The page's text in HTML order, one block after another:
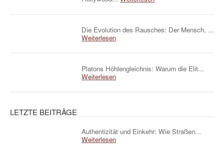
Die Evolution des Rausches: Der Mensch, ...
Weiterlesen
Platons Höhlengleichnis: Warum die Elit...
Weiterlesen
LETZTE BEITRÄGE
Authentizität und Einkehr: Wie Straßen...
Weiterlesen